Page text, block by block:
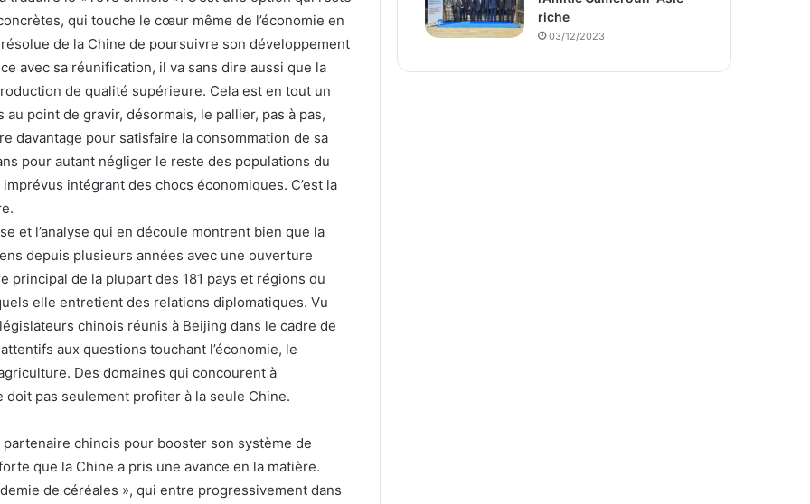
qui touche le cœur même de l’économie en
de la Chine de poursuivre son développement
avec sa réunification, il va sans dire aussi que la
de qualité supérieure. Cela est en tout un
point de gravir, désormais, le pallier, pas à pas,
davantage pour satisfaire la consommation de sa
pour autant négliger le reste des populations du
intégrant des chocs économiques. C’est la
et l’analyse qui en découle montrent bien que la
depuis plusieurs années avec une ouverture
principal de la plupart des 181 pays et régions du
elle entretient des relations diplomatiques. Vu
chinois réunis à Beijing dans le cadre de
aux questions touchant l’économie, le
Des domaines qui concourent à
doit pas seulement profiter à la seule Chine.
chinois pour booster son système de
que la Chine a pris une avance en la matière.
de céréales », qui entre progressivement dans
riche
03/12/2023